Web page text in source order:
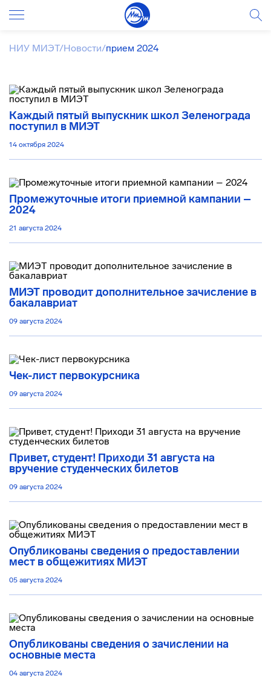
НИУ МИЭТ/Новости/прием 2024
Каждый пятый выпускник школ Зеленограда
поступил в МИЭТ
14 октября 2024
Промежуточные итоги приемной кампании –
2024
21 августа 2024
МИЭТ проводит дополнительное зачисление в
бакалавриат
09 августа 2024
Чек-лист первокурсника
09 августа 2024
Привет, студент! Приходи 31 августа на
вручение студенческих билетов
09 августа 2024
Опубликованы сведения о предоставлении
мест в общежитиях МИЭТ
05 августа 2024
Опубликованы сведения о зачислении на
основные места
04 августа 2024